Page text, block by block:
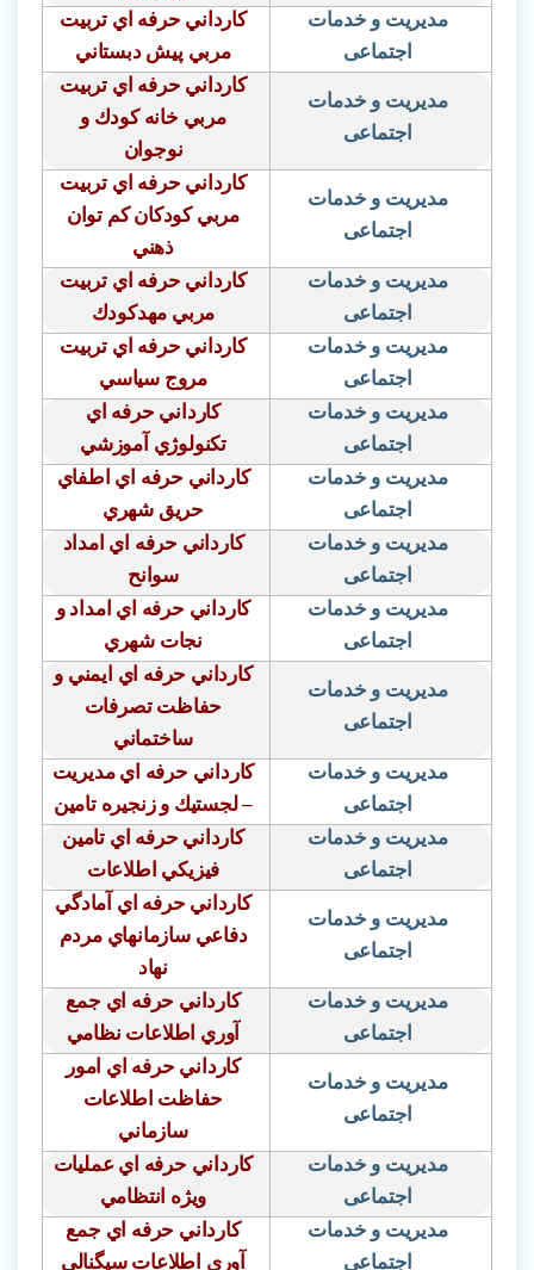
مدیریت و خدمات
اجتماعی
كارداني حرفه اي تربيت
مربي پيش دبستاني
مدیریت و خدمات
اجتماعی
كارداني حرفه اي تربيت
مربي خانه كودك و
نوجوان
مدیریت و خدمات
اجتماعی
كارداني حرفه اي تربيت
مربي كودكان كم توان
ذهني
مدیریت و خدمات
اجتماعی
كارداني حرفه اي تربيت
مربي مهدكودك
مدیریت و خدمات
اجتماعی
كارداني حرفه اي تربيت
مروج سياسي
مدیریت و خدمات
اجتماعی
كارداني حرفه اي
تكنولوژي آموزشي
مدیریت و خدمات
اجتماعی
كارداني حرفه اي اطفاي
حريق شهري
مدیریت و خدمات
اجتماعی
كارداني حرفه اي امداد
سوانح
مدیریت و خدمات
اجتماعی
كارداني حرفه اي امداد و
نجات شهري
مدیریت و خدمات
اجتماعی
كارداني حرفه اي ايمني و
حفاظت تصرفات
ساختماني
مدیریت و خدمات
اجتماعی
كارداني حرفه اي مديريت
– لجستيك و زنجيره تامين
مدیریت و خدمات
اجتماعی
كارداني حرفه اي تامين
فيزيكي اطلاعات
مدیریت و خدمات
اجتماعی
كارداني حرفه اي آمادگي
دفاعي سازمانهاي مردم
نهاد
مدیریت و خدمات
اجتماعی
كارداني حرفه اي جمع
آوري اطلاعات نظامي
مدیریت و خدمات
اجتماعی
كارداني حرفه اي امور
حفاظت اطلاعات
سازماني
مدیریت و خدمات
اجتماعی
كارداني حرفه اي عمليات
ويژه انتظامي
مدیریت و خدمات
اجتماعی
كارداني حرفه اي جمع
آوري اطلاعات سيگنالي